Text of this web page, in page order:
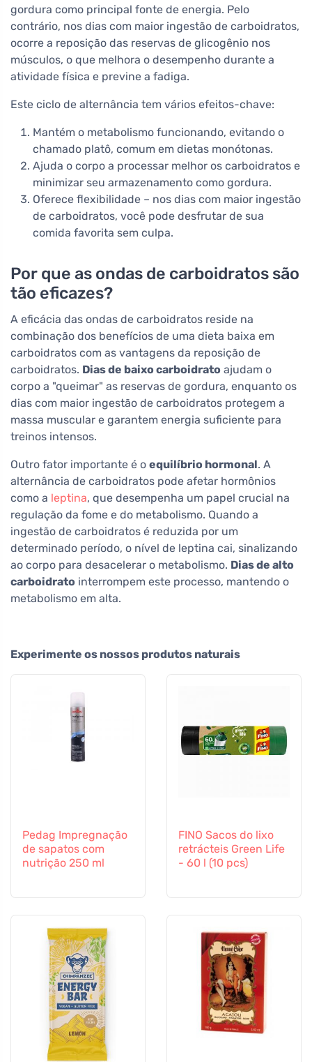
gordura como principal fonte de energia. Pelo
contrário, nos dias com maior ingestão de carboidratos,
ocorre a reposição das reservas de glicogênio nos
músculos, o que melhora o desempenho durante a
atividade física e previne a fadiga.
Este ciclo de alternância tem vários efeitos-chave:
Mantém o metabolismo funcionando, evitando o
chamado platô, comum em dietas monótonas.
Ajuda o corpo a processar melhor os carboidratos e
minimizar seu armazenamento como gordura.
Oferece flexibilidade – nos dias com maior ingestão
de carboidratos, você pode desfrutar de sua
comida favorita sem culpa.
Por que as ondas de carboidratos são
tão eficazes?
A eficácia das ondas de carboidratos reside na
combinação dos benefícios de uma dieta baixa em
carboidratos com as vantagens da reposição de
carboidratos. Dias de baixo carboidrato ajudam o
corpo a "queimar" as reservas de gordura, enquanto os
dias com maior ingestão de carboidratos protegem a
massa muscular e garantem energia suficiente para
treinos intensos.
Outro fator importante é o equilíbrio hormonal. A
alternância de carboidratos pode afetar hormônios
como a leptina, que desempenha um papel crucial na
regulação da fome e do metabolismo. Quando a
ingestão de carboidratos é reduzida por um
determinado período, o nível de leptina cai, sinalizando
ao corpo para desacelerar o metabolismo. Dias de alto
carboidrato interrompem este processo, mantendo o
metabolismo em alta.
Experimente os nossos produtos naturais
Pedag Impregnação
de sapatos com
nutrição 250 ml
FINO Sacos do lixo
retrácteis Green Life
- 60 l (10 pcs)